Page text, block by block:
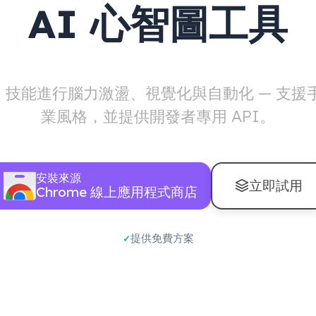
AI 心智圖工具
能進行腦力激盪、視覺化與自動化 — 支援
業風格，並提供開發者專用 API。
安裝來源
Chrome 線上應用程式商店 立即試用
提供免費方案